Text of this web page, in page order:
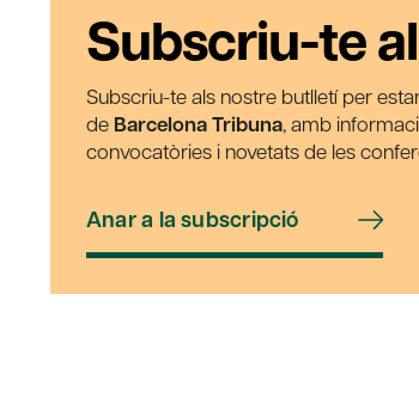
Subscriu-te
Subscriu-te als nostre butlletí per
de Barcelona Tribuna, amb
convocatòries i novetats de les
Anar a la subscripció